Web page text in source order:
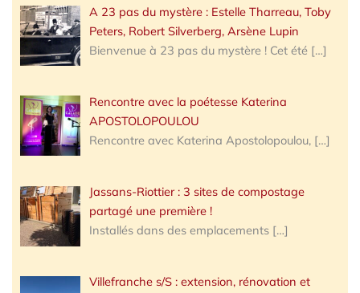
A 23 pas du mystère : Estelle Tharreau, Toby
Peters, Robert Silverberg, Arsène Lupin
Bienvenue à 23 pas du mystère ! Cet été […]
Rencontre avec la poétesse Katerina
APOSTOLOPOULOU
Rencontre avec Katerina Apostolopoulou, […]
Jassans-Riottier : 3 sites de compostage
partagé une première !
Installés dans des emplacements […]
Villefranche s/S : extension, rénovation et